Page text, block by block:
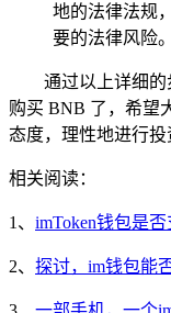
地的法律法规
要的法律风险。
通过以上详细的
购买 BNB 了，希望
态度，理性地进行投
相关阅读：
1、 imToken钱包是
2、 探讨，im钱包能